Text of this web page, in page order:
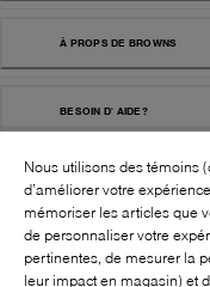
À PROPS DE BROWNS
BESOIN D' AIDE?
Nous utilisons des témoins
d’améliorer votre
mémoriser les articles que
de personnaliser votre
pertinentes, de mesurer la
leur impact en magasin) et